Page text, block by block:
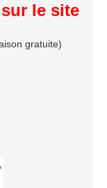
le site
gratuite)